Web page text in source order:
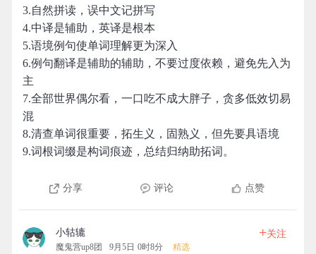
3.自然拼读，误中文记拼写
4.中译是辅助，英译是根本
5.语境例句使单词理解更为深入
6.例句翻译是辅助的辅助，不要过度依赖，避免先入为
主
7.全部世界偶尔看，一口吃不成大胖子，贪多低效切易
混
8.清查单词很重要，拓生义，固熟义，但先要具语境
9.词根词缀是构词痕迹，总结归纳助拓词。
分享 评论 点赞
小轱辘
魔鬼营up8团 9月5日 0时8分 精选
+关注